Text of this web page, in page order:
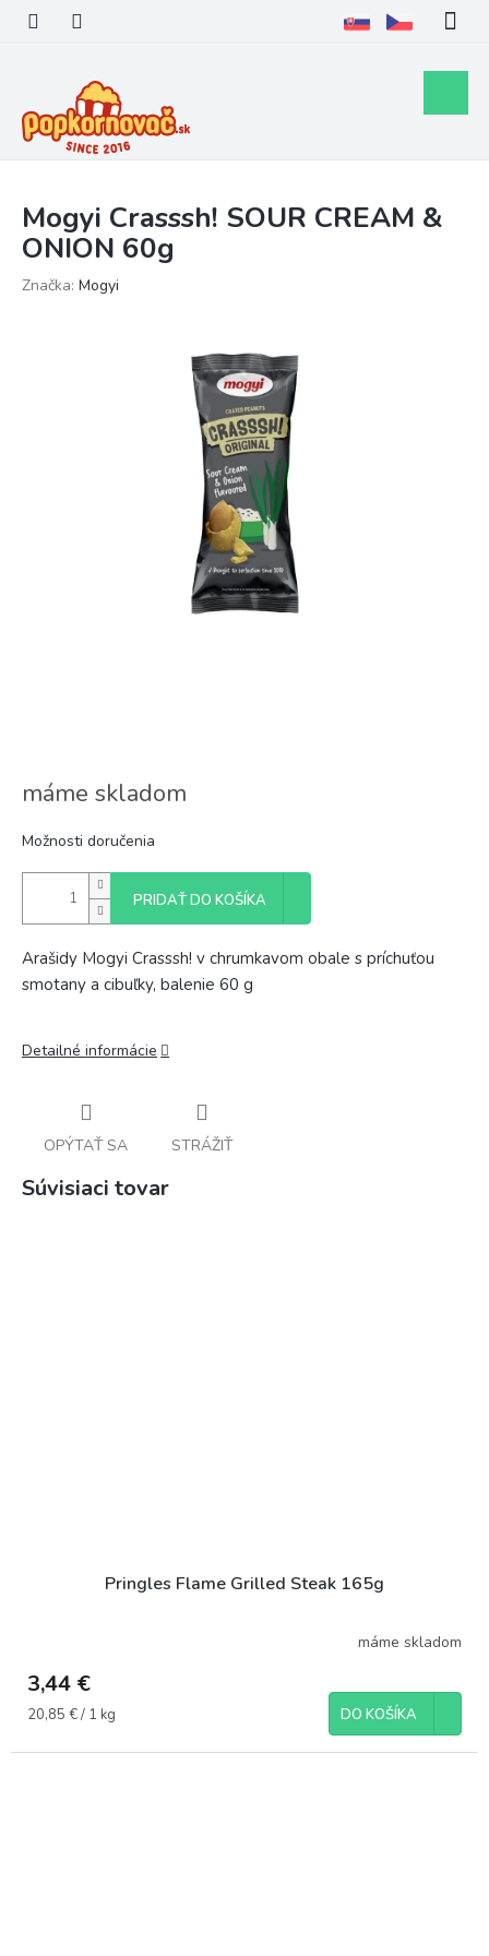
Prejsť
obsah
košík
Mogyi Crasssh! SOUR CREAM &
ONION 60g
Značka: Mogyi
máme skladom
Možnosti doručenia
PRIDAŤ DO KOŠÍKA
Arašidy Mogyi Crasssh! v chrumkavom obale s príchuťou
smotany a cibuľky, balenie 60 g
Detailné informácie
OPÝTAŤ SA STRÁŽIŤ
Súvisiaci tovar
Pringles Flame Grilled Steak 165g
máme skladom
3,44 €
Jednotková
20,85 € / 1 kg DO KOŠÍKA